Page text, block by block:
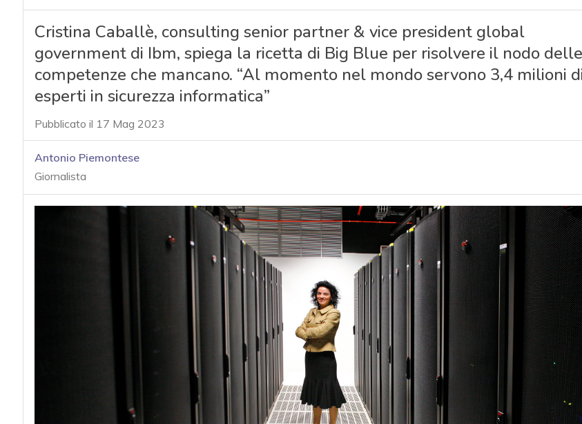
Cristina Caballè, consulting senior partner & vice president global
government di Ibm, spiega la ricetta di Big Blue per risolvere il nodo delle
competenze che mancano. “Al momento nel mondo servono 3,4 milioni
esperti in sicurezza informatica”
Pubblicato il 17 Mag 2023
Antonio Piemontese
Giornalista